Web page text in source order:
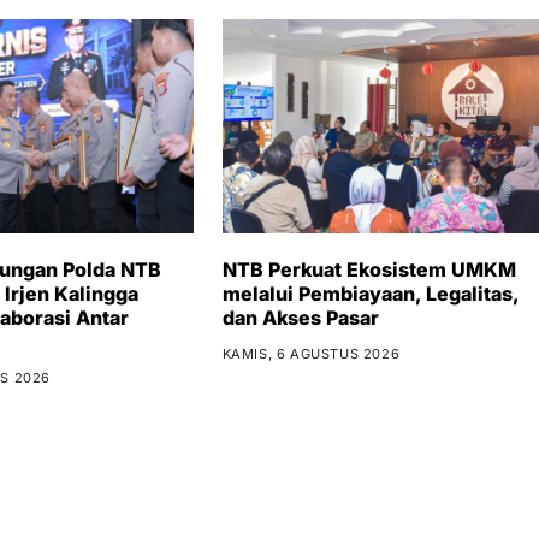
Polda NTB
Kalingga
Antar
2026
NTB Perkuat Ekosistem UMKM
melalui Pembiayaan, Legalitas,
dan Akses Pasar
KAMIS, 6 AGUSTUS 2026